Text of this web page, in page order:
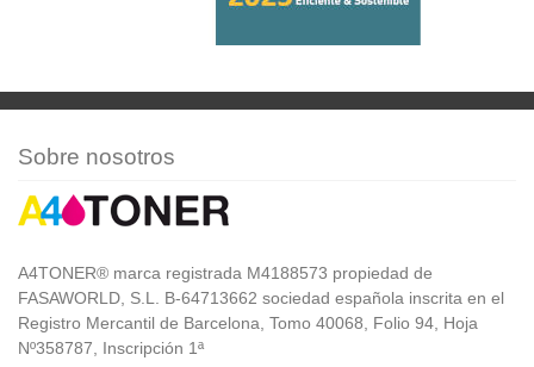
Sobre nosotros
A4TONER® marca registrada M4188573 propiedad de
FASAWORLD, S.L. B-64713662 sociedad española inscrita en el
Registro Mercantil de Barcelona, Tomo 40068, Folio 94, Hoja
Nº358787, Inscripción 1ª